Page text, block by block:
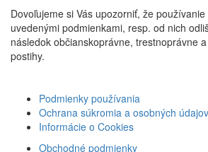
Dovoľujeme si Vás upozorniť, že
uvedenými podmienkami, resp. od nich
následok občianskoprávne, trestnoprávne
postihy.
Podmienky používania
Ochrana súkromia a osobných údajov
Informácie o Cookies
Obchodné podmienky